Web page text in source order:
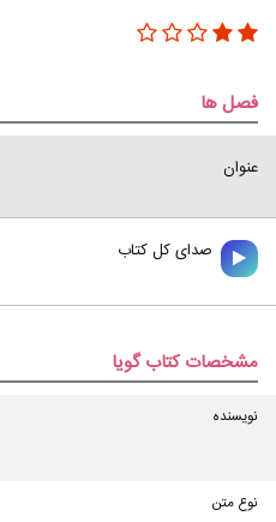
فصل ها
عنوان
صدای کل کتاب
مشخصات کتاب گویا
نویسنده
نوع متن